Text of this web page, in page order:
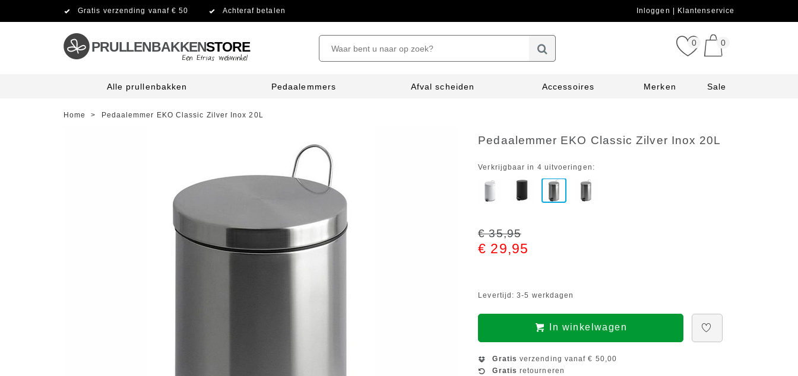
Gratis verzending vanaf € 50 Achteraf betalen Inloggen Klantenservice
PRULLENBAKKENSTORE 0 0
Alle prullenbakken Pedaalemmers Afval scheiden Accessoires Merken Sale
Home > Pedaalemmer EKO Classic Zilver Inox 20L
Pedaalemmer EKO Classic Zilver Inox 20L
Verkrijgbaar in 4 uitvoeringen:
€ 35,95
€ 29,95
Levertijd: 3-5 werkdagen
In winkelwagen
Gratis verzending vanaf € 50,00
Gratis retourneren